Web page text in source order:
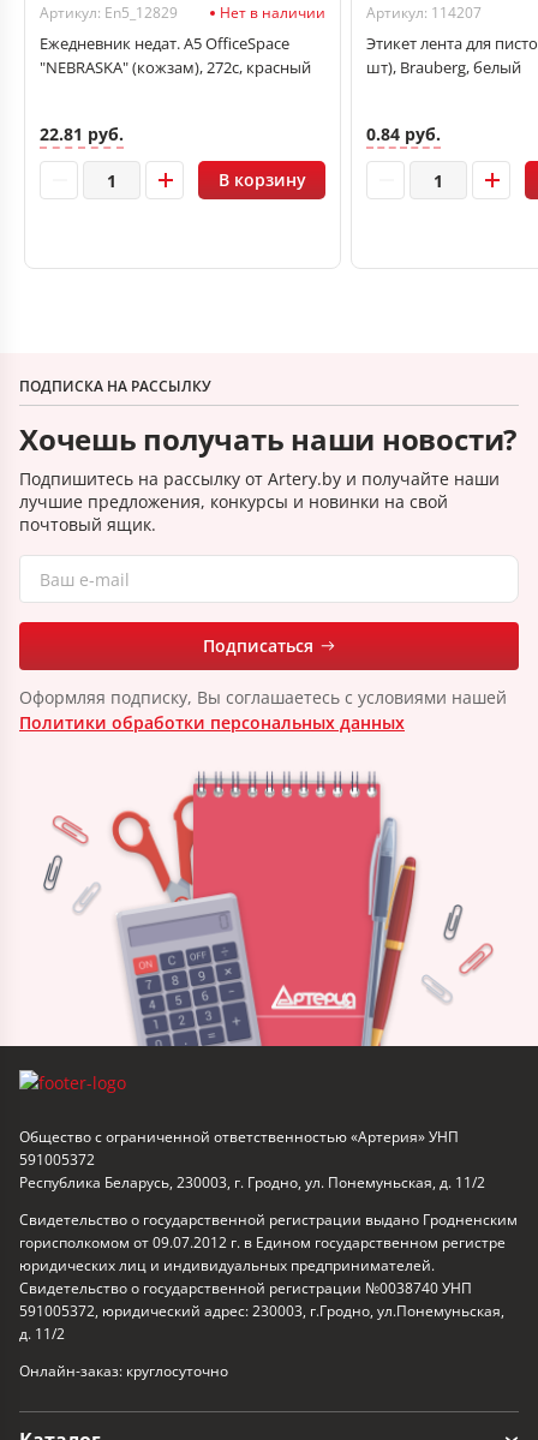
Артикул: En5_12829 Нет в наличии
Ежедневник недат. А5 OfficeSpace
"NEBRASKA" (кожзам), 272с, красный
22.81 руб.
В корзину
Артикул: 114207
Этикет лента для
шт), Brauberg, белый
0.84 руб.
ПОДПИСКА НА РАССЫЛКУ
Хочешь получать наши новости?
Подпишитесь на рассылку от Artery.by и получайте наши
лучшие предложения, конкурсы и новинки на свой
почтовый ящик.
Подписаться
Оформляя подписку, Вы соглашаетесь с условиями нашей
Политики обработки персональных данных
Общество с ограниченной ответственностью «Артерия» УНП
591005372
Республика Беларусь, 230003, г. Гродно, ул. Понемуньская, д. 11/2
Свидетельство о государственной регистрации выдано Гродненским
горисполкомом от 09.07.2012 г. в Едином государственном регистре
юридических лиц и индивидуальных предпринимателей.
Свидетельство о государственной регистрации №0038740 УНП
591005372, юридический адрес: 230003, г.Гродно, ул.Понемуньская,
д. 11/2
Онлайн-заказ: круглосуточно